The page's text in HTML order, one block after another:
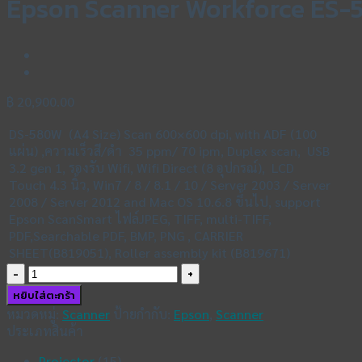
Epson Scanner Workforce ES-
฿ 20,900.00
DS-580W (A4 Size) Scan 600×600 dpi, with ADF (100
แผ่น) ,ความเร็วสี/ดำ 35 ppm/ 70 ipm, Duplex scan, USB
3.2 gen 1, รองรับ Wifi, Wifi Direct (8 อุปกรณ์), LCD
Touch 4.3 นิ้ว, Win7 / 8 / 8.1 / 10 / Server 2003 / Server
2008 / Server 2012 and Mac OS 10.6.8 ขึ้นไป, support
Epson ScanSmart ไฟล์JPEG, TIFF, multi-TIFF,
PDF,Searchable PDF, BMP, PNG , CARRIER
SHEET(B819051), Roller assembly kit (B819671)
จำนวน
Epson
Scanner
Workforce
ES-
580W
หยิบใส่ตะกร้า
หมวดหมู่: Scanner ป้ายกำกับ: Epson Scanner
ประเภทสินค้า